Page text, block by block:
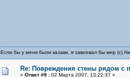
Если бы у меня были казаки, я завоевал бы мир (с)
Re: Повреждения стены рядом с
« Ответ #9 : 02 Марта 2007, 13:22:37 »